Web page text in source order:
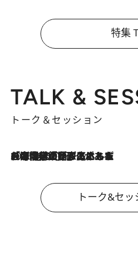
特集
TALK &
トーク＆セッション
2026.8.3
「今後値上げがあるとすれば…」「リスクがあるのは今年の冬」エネルギー専門家が語る、ホルムズ海峡封鎖が家庭にもたらす“ある心配”
トーク&セッ